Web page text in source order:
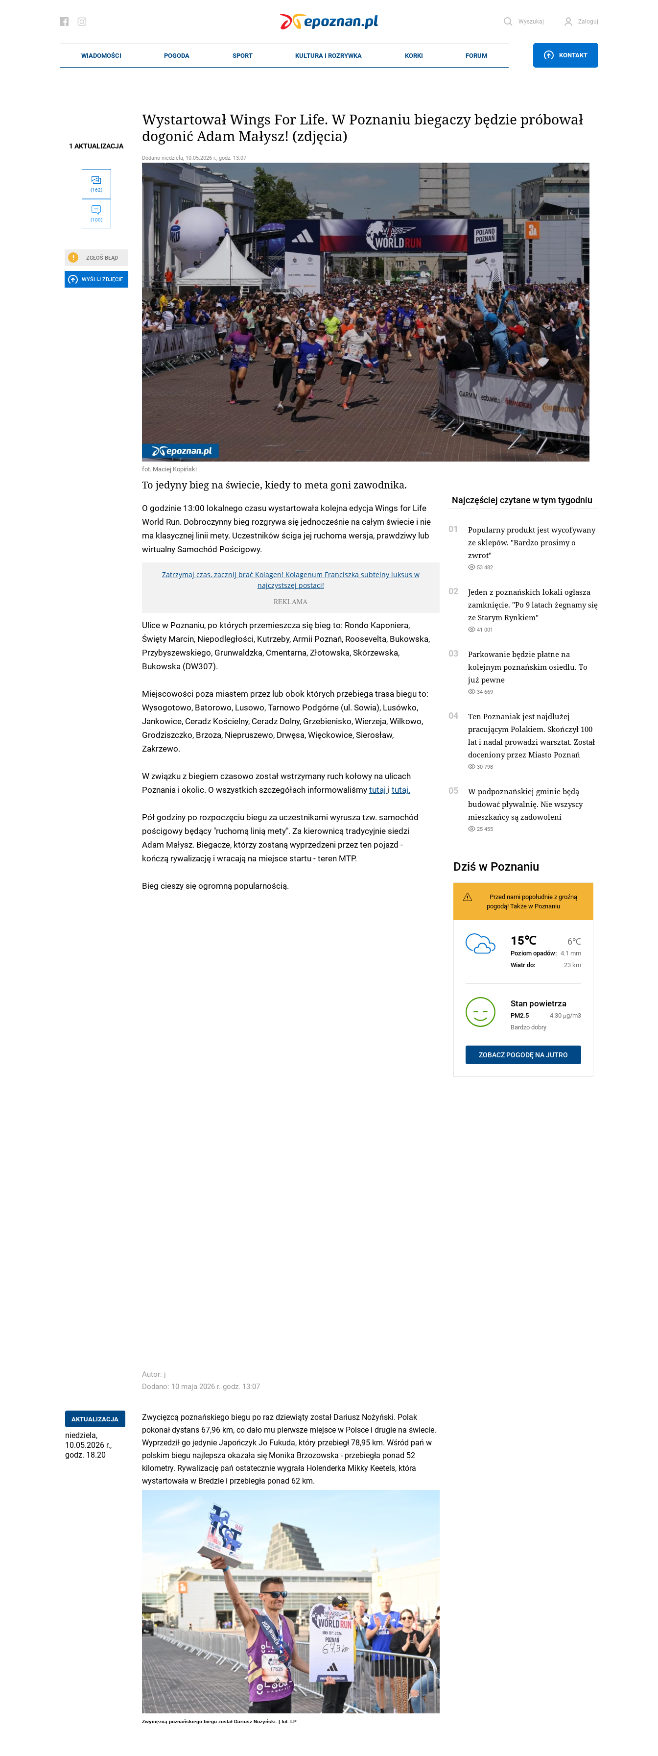
Wyszukaj Zaloguj
KONTAKT
1 AKTUALIZACJA
(162)
(100)
ZGŁOŚ BŁĄD
WYŚLIJ ZDJĘCIE
Wystartował Wings For Life. W Poznaniu biegaczy będzie próbował
dogonić Adam Małysz! (zdjęcia)
Dodano niedziela, 10.05.2026 r., godz. 13.07
fot. Maciej Kopiński
To jedyny bieg na świecie, kiedy to meta goni zawodnika.
O godzinie 13:00 lokalnego czasu wystartowała kolejna edycja Wings for Life
World Run. Dobroczynny bieg rozgrywa się jednocześnie na całym świecie i nie
ma klasycznej linii mety. Uczestników ściga jej ruchoma wersja, prawdziwy lub
wirtualny Samochód Pościgowy.
Zatrzymaj czas, zacznij brać Kolagen! Kolagenum Franciszka subtelny luksus w
najczystszej postaci!
REKLAMA
Ulice w Poznaniu, po których przemieszcza się bieg to: Rondo Kaponiera,
Święty Marcin, Niepodległości, Kutrzeby, Armii Poznań, Roosevelta, Bukowska,
Przybyszewskiego, Grunwaldzka, Cmentarna, Złotowska, Skórzewska,
Bukowska (DW307).
Miejscowości poza miastem przez lub obok których przebiega trasa biegu to:
Wysogotowo, Batorowo, Lusowo, Tarnowo Podgórne (ul. Sowia), Lusówko,
Jankowice, Ceradz Kościelny, Ceradz Dolny, Grzebienisko, Wierzeja, Wilkowo,
Grodziszczko, Brzoza, Niepruszewo, Drwęsa, Więckowice, Sierosław,
Zakrzewo.
W związku z biegiem czasowo został wstrzymany ruch kołowy na ulicach
Poznania i okolic. O wszystkich szczegółach informowaliśmytutaj i tutaj.
Pół godziny po rozpoczęciu biegu za uczestnikami wyrusza tzw. samochód
pościgowy będący "ruchomą linią mety". Za kierownicą tradycyjnie siedzi
Adam Małysz. Biegacze, którzy zostaną wyprzedzeni przez ten pojazd -
kończą rywalizację i wracają na miejsce startu - teren MTP.
Bieg cieszy się ogromną popularnością.
Autor: j
Dodano: 10 maja 2026 r. godz. 13:07
AKTUALIZACJA
niedziela,
10.05.2026 r.,
godz. 18.20
Zwycięzcą poznańskiego biegu po raz dziewiąty został Dariusz Nożyński. Polak
pokonał dystans 67,96 km, co dało mu pierwsze miejsce w Polsce i drugie na świecie.
Wyprzedził go jedynie Japończyk Jo Fukuda, który przebiegł 78,95 km. Wśród pań w
polskim biegu najlepsza okazała się Monika Brzozowska - przebiegła ponad 52
kilometry. Rywalizację pań ostatecznie wygrała Holenderka Mikky Keetels, która
wystartowała w Bredzie i przebiegła ponad 62 km.
Zwycięzcą poznańskiego biegu został Dariusz Nożyński. | fot. LP
Najczęściej czytane w tym tygodniu
01
Popularny produkt jest wycofywany
ze sklepów. "Bardzo prosimy o
zwrot"
53 482
02
Jeden z poznańskich lokali ogłasza
zamknięcie. "Po 9 latach żegnamy się
ze Starym Rynkiem"
41 001
03
Parkowanie będzie płatne na
kolejnym poznańskim osiedlu. To
już pewne
34 669
04
Ten Poznaniak jest najdłużej
pracującym Polakiem. Skończył 100
lat i nadal prowadzi warsztat. Został
doceniony przez Miasto Poznań
30 798
05
W podpoznańskiej gminie będą
budować pływalnię. Nie wszyscy
mieszkańcy są zadowoleni
25 455
Dziś w Poznaniu
Przed nami popołudnie z groźną
pogodą! Także w Poznaniu
15℃ 6℃
Poziom opadów: 4.1 mm
Wiatr do:
23 km
Stan powietrza
PM2.5
4.30 μg/m3
Bardzo dobry
ZOBACZ POGODĘ NA JUTRO